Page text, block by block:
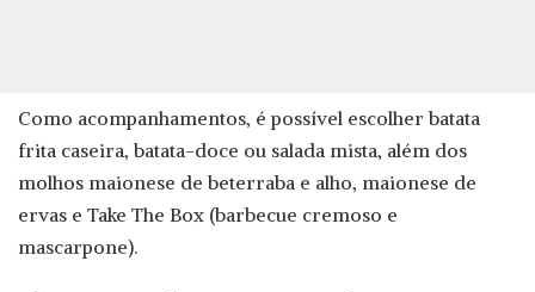
Como acompanhamentos, é possível escolher batata
frita caseira, batata-doce ou salada mista, além dos
molhos maionese de beterraba e alho, maionese de
ervas e Take The Box (barbecue cremoso e
mascarpone).